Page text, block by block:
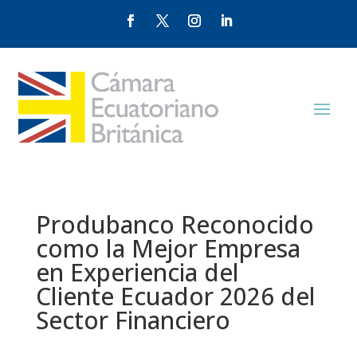
Produbanco Reconocido
como la Mejor Empresa
en Experiencia del
Cliente Ecuador 2026 del
Sector Financiero